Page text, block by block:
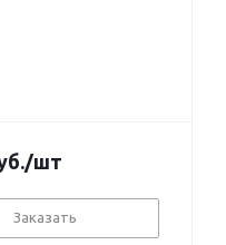
/шт
Заказать